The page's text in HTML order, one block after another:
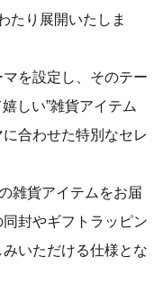
たり展開いたしま
を設定し、そのテー
しい”雑貨アイテム
合わせた特別なセレ
雑貨アイテムをお届
封やギフトラッピン
いただける仕様とな